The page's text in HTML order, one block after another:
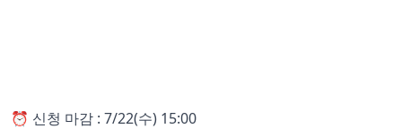
⏰ 신청 마감 : 7/22(수) 15:00